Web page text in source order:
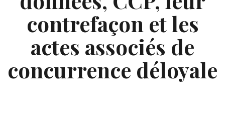
contrefaçon et les
actes associés de
concurrence déloyale